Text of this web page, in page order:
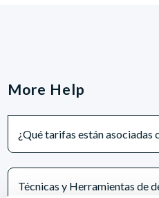
More Help
¿Qué tarifas están asociadas
Técnicas y Herramientas de